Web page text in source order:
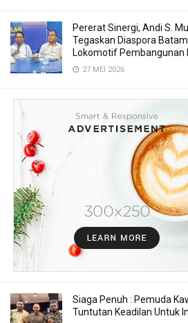
Pererat Sinergi, Andi S.
Tegaskan Diaspora
Lokomotif Pembangunan
27 MEI 2026
Siaga Penuh : Pemuda
Tuntutan Keadilan Untuk